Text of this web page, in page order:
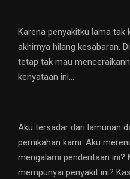
Karena penyakitku lama tak
akhirnya hilang kesabaran.
tetap tak mau
kenyataan ini…
Aku tersadar dari lamunan
pernikahan kami. Aku
mengalami penderitaan ini?
mempunyai penyakit ini?